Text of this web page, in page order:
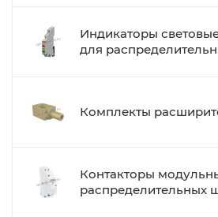
Индикаторы
для
Комплекты
Контакторы
распределительных